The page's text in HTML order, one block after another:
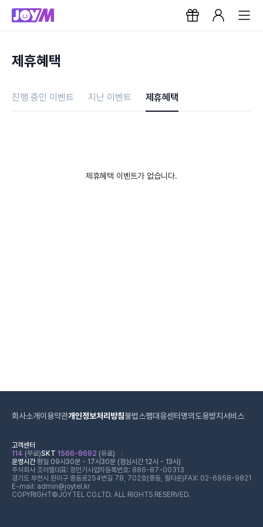
제휴혜택
진행 중인 이벤트 지난 이벤트 제휴혜택
제휴혜택 이벤트가 없습니다.
회사소개이용약관개인정보처리방침불법스팸대응센터 명의도용방지서비스
고객센터
114 (무료)SKT 1566-8692 (유료)
운영시간평일 09시30분 - 17시30분 (점심시간 12시 - 13시)
주식회사 조이텔대표: 정민기 사업자등록번호: 886-87-00313
경기도 부천시 원미구 중동로254번길 78, 702호(중동, 필타운) FAX: 02-6958-9821
E-mail: admin@joytel.kr
COPYRIGHT©JOYTEL CO.LTD. ALL RIGHTS RESERVED.